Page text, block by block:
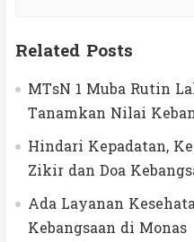
Related Posts
MTsN 1 Muba Rutin
Tanamkan Nilai
Hindari Kepadatan,
Zikir dan Doa
Ada Layanan
Kebangsaan di Monas